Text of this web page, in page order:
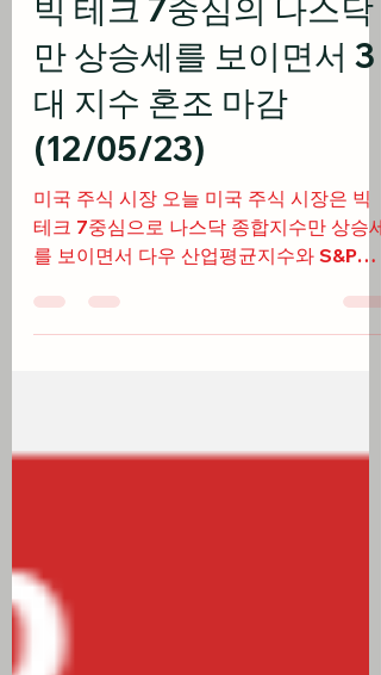
미국 주식
빅 테크 7중심의 나스닥
만 상승세를 보이면서 3
대 지수 혼조 마감
(12/05/23)
미국 주식 시장 오늘 미국 주식 시장은 빅
를 보이면서 다우 산업평균지수와 S&P